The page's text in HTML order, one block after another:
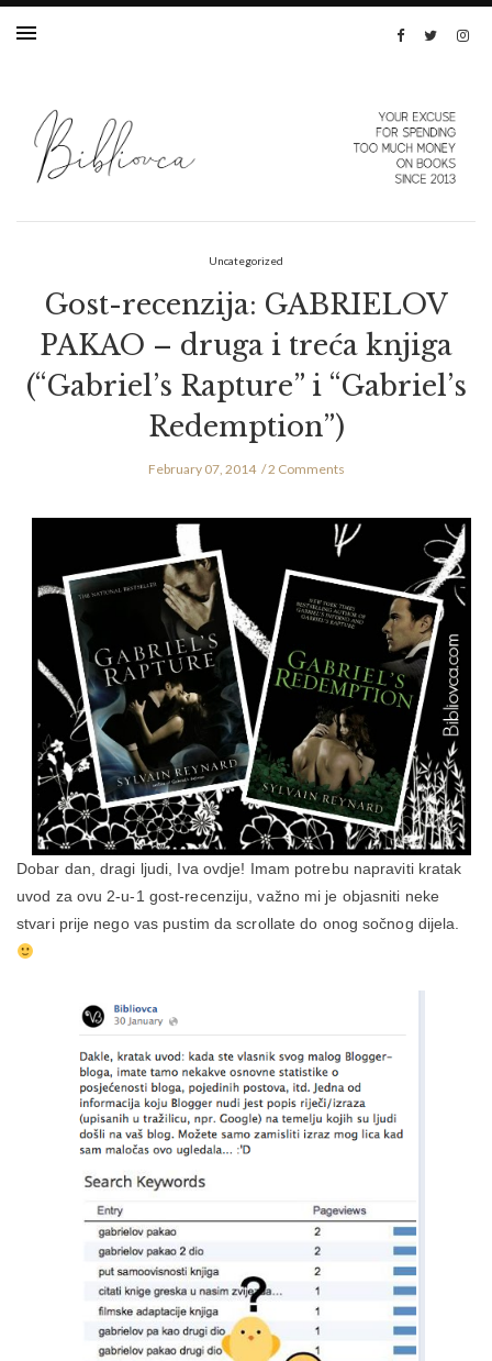
Uncategorized
Gost-recenzija: GABRIELOV
PAKAO – druga i treća knjiga
(“Gabriel’s Rapture” i “Gabriel’s
Redemption”)
February 07, 2014 2 Comments
Dobar dan, dragi ljudi, Iva ovdje! Imam potrebu napraviti kratak
uvod za ovu 2-u-1 gost-recenziju, važno mi je objasniti neke
stvari prije nego vas pustim da scrollate do onog sočnog dijela.